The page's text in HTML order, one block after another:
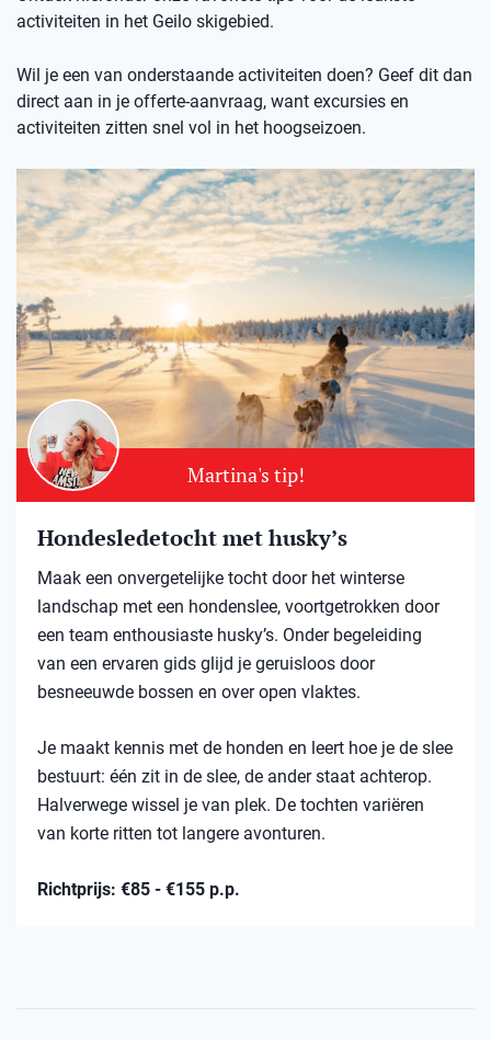
activiteiten in het Geilo skigebied.
Wil je een van onderstaande activiteiten doen? Geef dit dan
direct aan in je offerte-aanvraag, want excursies en
activiteiten zitten snel vol in het hoogseizoen.
Martina's tip!
Hondesledetocht met husky’s
Maak een onvergetelijke tocht door het winterse
landschap met een hondenslee, voortgetrokken door
een team enthousiaste husky’s. Onder begeleiding
van een ervaren gids glijd je geruisloos door
besneeuwde bossen en over open vlaktes.
Je maakt kennis met de honden en leert hoe je de slee
bestuurt: één zit in de slee, de ander staat achterop.
Halverwege wissel je van plek. De tochten variëren
van korte ritten tot langere avonturen.
Richtprijs: €85 - €155 p.p.